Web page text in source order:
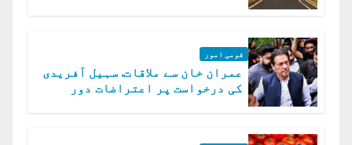
قومی امور
عمران خان سے ملاقات. سہیل آفریدی
کی درخواست پر اعتراضات دور